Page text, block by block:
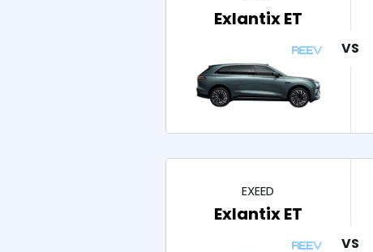
Exlantix ET
EXEED
Exlantix ET